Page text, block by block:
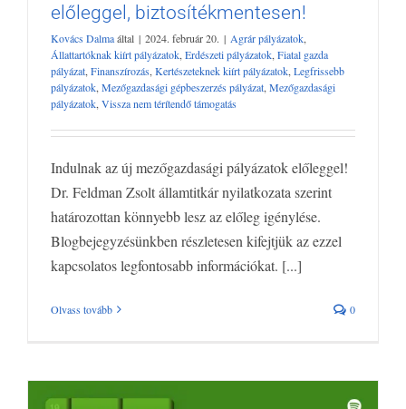
Új mezőgazdasági pályázatok előleggel,
biztosítékmentesen!
Agrár pályázatok Állattartóknak kiírt pályázatok Erdészeti
pályázatok Fiatal gazda pályázat Finanszírozás Kertészeteknek kiírt
pályázatok Legfrissebb pályázatok Mezőgazdasági gépbeszerzés
pályázat Mezőgazdasági pályázatok Vissza nem térítendő támogatás
előleggel, biztosítékmentesen!
Kovács Dalmaáltal | 2024. február 20. | Agrár pályázatok
Állattartóknak kiírt pályázatok Erdészeti pályázatok Fiatal gazda
pályázat Finanszírozás Kertészeteknek kiírt pályázatok Legfrissebb
pályázatok Mezőgazdasági gépbeszerzés pályázat Mezőgazdasági
pályázatok Vissza nem térítendő támogatás
Indulnak az új mezőgazdasági pályázatok előleggel!
Dr. Feldman Zsolt államtitkár nyilatkozata szerint
határozottan könnyebb lesz az előleg igénylése.
Blogbejegyzésünkben részletesen kifejtjük az ezzel
kapcsolatos legfontosabb információkat. [...]
Olvass tovább 0